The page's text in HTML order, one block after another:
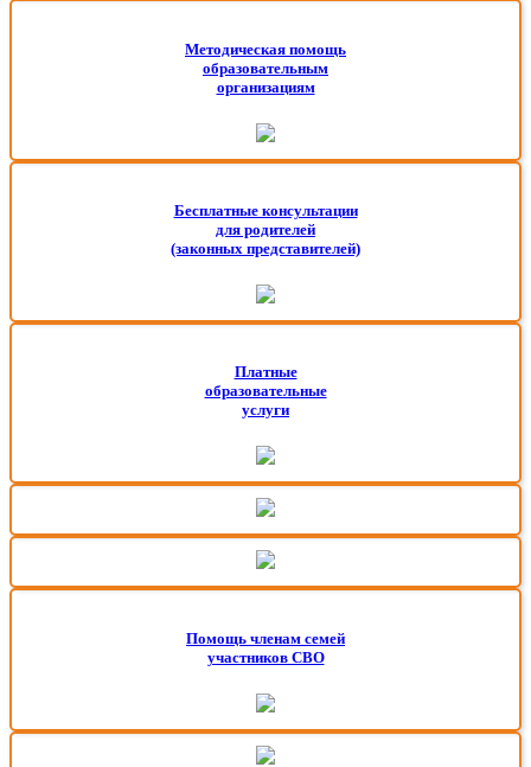
Методическая помощь
образовательным
организациям
Бесплатные консультации
для родителей
(законных представителей)
Платные
образовательные
услуги
Помощь членам семей
участников СВО